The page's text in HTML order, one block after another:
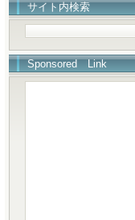
サイト内検索
Sponsored Link